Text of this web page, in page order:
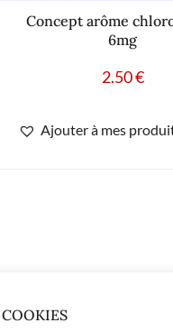
Concept arôme
6mg
2.50€
Ajouter à mes